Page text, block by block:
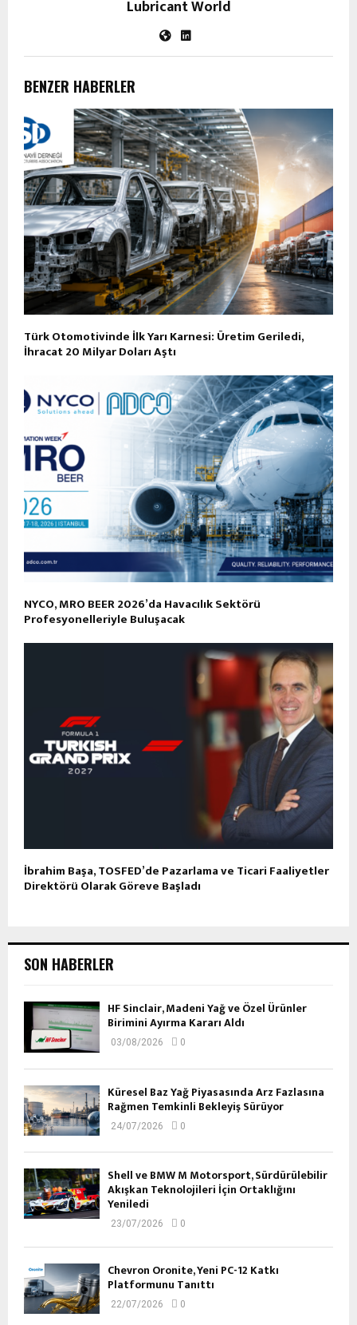
Lubricant World
BENZER HABERLER
Türk Otomotivinde İlk Yarı Karnesi: Üretim Geriledi,
İhracat 20 Milyar Doları Aştı
NYCO, MRO BEER 2026’da Havacılık Sektörü
Profesyonelleriyle Buluşacak
İbrahim Başa, TOSFED’de Pazarlama ve Ticari Faaliyetler
Direktörü Olarak Göreve Başladı
SON HABERLER
HF Sinclair, Madeni Yağ ve Özel Ürünler
Birimini Ayırma Kararı Aldı
03/08/2026 0
Küresel Baz Yağ Piyasasında Arz Fazlasına
Rağmen Temkinli Bekleyiş Sürüyor
24/07/2026 0
Shell ve BMW M Motorsport, Sürdürülebilir
Akışkan Teknolojileri İçin Ortaklığını
Yeniledi
23/07/2026 0
Chevron Oronite, Yeni PC-12 Katkı
Platformunu Tanıttı
22/07/2026 0